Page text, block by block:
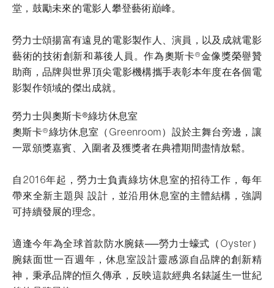
堂，鼓勵未來的電影人攀登藝術巔峰。
勞力士頌揚富有遠見的電影製作人、演員，以及成就電影
藝術的技術創新和幕後人員。作為奧斯卡®金像獎榮譽贊
助商，品牌與世界頂尖電影機構攜手表彰本年度在各個電
影製作領域的傑出成就。
勞力士與奧斯卡®綠坊休息室
奧斯卡®綠坊休息室（Greenroom）設於主舞台旁邊，讓
一眾頒獎嘉賓、入圍者及獲獎者在典禮期間盡情放鬆。
自2016年起，勞力士負責綠坊休息室的招待工作，每年
帶來全新主題與 設計，並沿用休息室的主體結構，強調
可持續發展的理念。
適逢今年為全球首款防水腕錶──勞力士蠔式（Oyster）
腕錶面世一百週年，休息室設計靈感源自品牌的創新精
神，秉承品牌的恒久傳承，反映這款經典名錶誕生一世紀